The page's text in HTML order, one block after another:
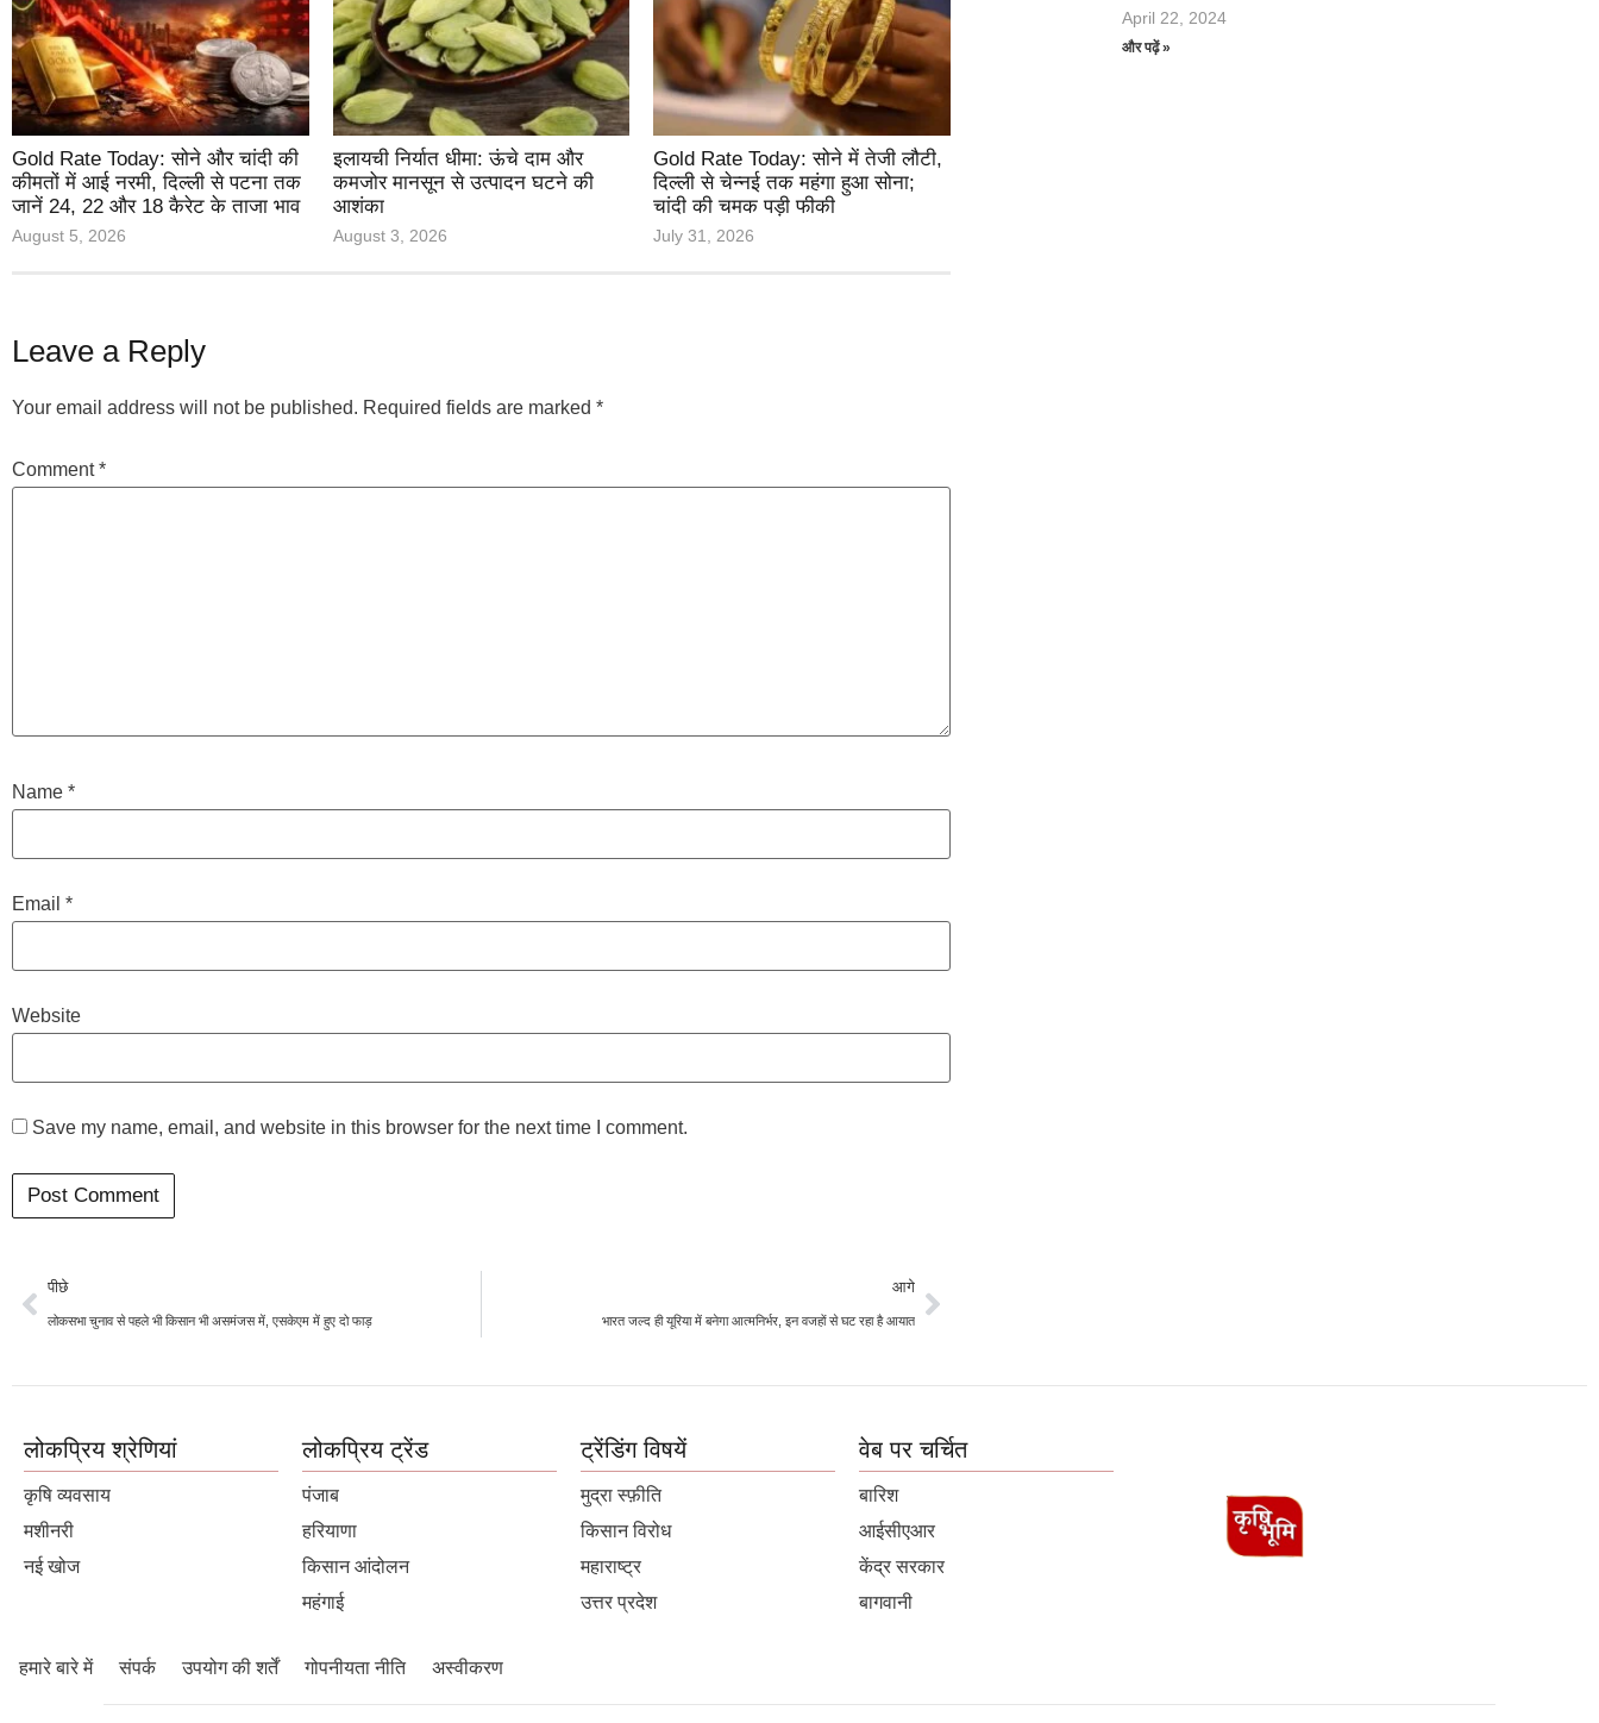
Gold Rate Today: सोने और चांदी की
कीमतों में आई नरमी, दिल्ली से पटना तक
जानें 24, 22 और 18 कैरेट के ताजा भाव
August 5, 2026
इलायची निर्यात धीमा: ऊंचे दाम और
कमजोर मानसून से उत्पादन घटने की
आशंका
August 3, 2026
Gold Rate Today: सोने में तेजी लौटी,
दिल्ली से चेन्नई तक महंगा हुआ सोना;
चांदी की चमक पड़ी फीकी
July 31, 2026
Leave a Reply
Your email address will not be published. Required fields are marked *
Comment*
Name *
Email *
Website
Save my name, email, and website in this browser for the next time I comment.
पीछे
लोकसभा चुनाव से पहले भी किसान भी असमंजस में, एसकेएम में हुए दो फाड़
आगे
भारत जल्द ही यूरिया में बनेगा आत्मनिर्भर, इन वजहों से घट रहा है आयात
April 22, 2024
और पढ़ें »
लोकप्रिय श्रेणियां
कृषि व्यवसाय
मशीनरी
नई खोज
लोकप्रिय ट्रेंड
पंजाब
हरियाणा
किसान आंदोलन
महंगाई
ट्रेंडिंग विषयें
मुद्रा स्फ़ीति
किसान विरोध
महाराष्ट्र
उत्तर प्रदेश
वेब पर चर्चित
बारिश
आईसीएआर
केंद्र सरकार
बागवानी
हमारे बारे में संपर्क उपयोग की शर्तें गोपनीयता नीति अस्वीकरण